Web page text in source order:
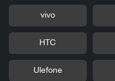
vivo
HTC
Ulefone